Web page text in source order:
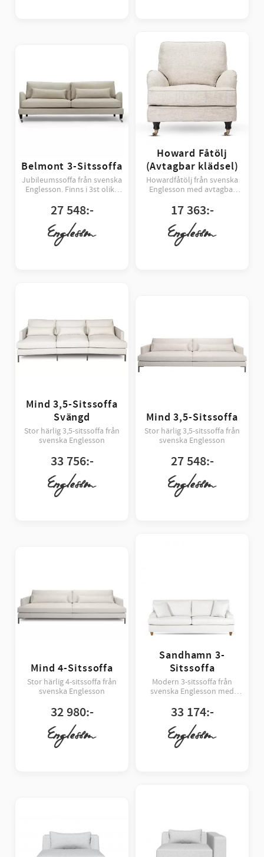
Belmont 3-Sitssoffa
Jubileumssoffa från svenska
Englesson. Finns i 3st olika
27 548:-
Howard Fåtölj
(Avtagbar klädsel)
Howardfåtölj från svenska
Englesson med avtagbar
17 363:-
Mind 3,5-Sitssoffa
Svängd
Stor härlig 3,5-sitssoffa från
svenska Englesson
33 756:-
Mind 3,5-Sitssoffa
Stor härlig 3,5-sitssoffa från
svenska Englesson
27 548:-
Mind 4-Sitssoffa
Stor härlig 4-sitssoffa från
svenska Englesson
32 980:-
Sandhamn 3-
Sitssoffa
Modern 3-sitssoffa från
svenska Englesson med
33 174:-